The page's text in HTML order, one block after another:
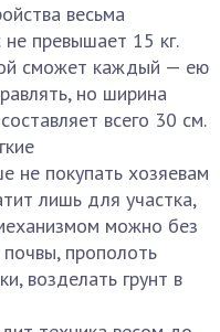
весьма
не превышает 15 кг.
сможет каждый — ею
но ширина
всего 30 см.
не покупать хозяевам
лишь для участка,
можно без
прополоть
возделать грунт в